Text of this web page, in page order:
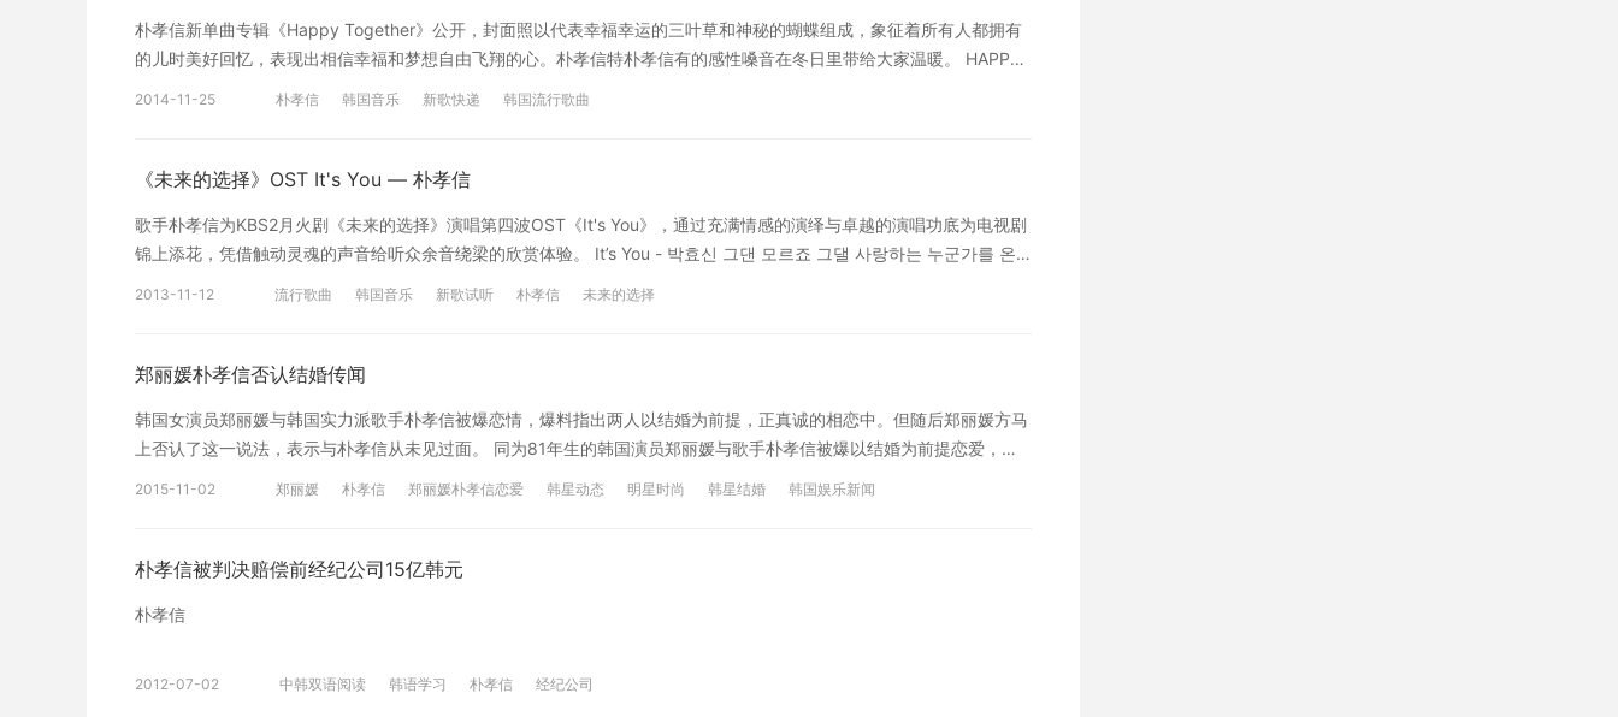
取措施移除相关内容或屏蔽相关链接。
light[/cn] [en]가끔 서운하다 해도 That it’s gonna be alright 내겐 그 무엇도 필요 없어 Baby when you shine your light
알잖아, 운명 같은 우리 사랑 좀 더디게 흘러가도 그 빛을 기억해 기적처럼 이뤄질 거야[/en][cn]纵然偶尔忧伤 That it’s
gonna be alright 对我来说不需要任何东西 Baby when you shine your light 不是明白吗，如同命运一般我们的爱情 纵
When you shine your light[/cn] [en]너의 눈을 보면 알 것 같아 그래, 너라면 기댈 수 있어 난 다시 꿈을 꿔, 깊은 밤
you shine your light[/cn] 声明：本内容为沪江韩语原创翻译，转载请注明出处。音视频均来自互联网链接，仅供学习使
用。本网站自身不存储、控制、修改被链接的内容。"沪江网"高度重视知识产权保护。当如发现本网站发布的信息包含有
侵犯其著作权的链接内容时，请联系我们，我们将依法采取措施移除相关内容或屏蔽相关链接。
朴孝信新单曲专辑《Happy Together》公开，封面照以代表幸福幸运的三叶草和神秘的蝴蝶组成，象征着所有人都拥有
的儿时美好回忆，表现出相信幸福和梦想自由飞翔的心。朴孝信特朴孝信有的感性嗓音在冬日里带给大家温暖。 HAPPY
together 서두르진 마 조금 익숙한 멜로디를 불러봐 루루루 루루루 너를 위한 멜로디 루루루 루루루 누구도 상상 못할
한걸음씩 so happy together 너의 손을 잡고서 너와 발을 맞추며 가자 we are dancing together 서두르진 마 이제 익
숙한 멜로디를 불러봐 루루루 루루루 너를 위한 멜로디 루루루 루루루 하늘아래 누워 잠깐 쉬어가도 돼 눈을 감아도 보
이는 너를 닮은 별 찾아 고맙다는 인사를 건넨다 그게 바로 너야 한걸음 더 so happy together 다시 밝아온 아침 머나
存储、控制、修改被链接的内容。"沪江网"高度重视知识产权保护。当如发现本网站发布的信息包含有侵犯其著作权的链
2014-11-25 朴孝信 韩国音乐 新歌快递 韩国流行歌曲
《未来的选择》OST It's You — 朴孝信
歌手朴孝信为KBS2月火剧《未来的选择》演唱第四波OST《It's You》，通过充满情感的演绎与卓越的演唱功底为电视剧
锦上添花，凭借触动灵魂的声音给听众余音绕梁的欣赏体验。 It’s You - 박효신 그댄 모르죠 그댈 사랑하는 누군가를 온
니다 내가사랑하는 한사람 내겐 마지막 한 사람 내 맘을 가진 한 사람 나는 그대만 알아서 오늘도 사랑을 기다릴 겁니다
하는 바보 같은 사람을 声明：音视频均来自互联网链接，仅供学习使用。本网站自身不存储、控制、修改被链接的内
容。"沪江网"高度重视知识产权保护。当如发现本网站发布的信息包含有侵犯其著作权的链接内容时，请联系我们，我们
将依法采取措施移除相关内容或屏蔽相关链接。
2013-11-12 流行歌曲 韩国音乐 新歌试听 朴孝信 未来的选择
郑丽媛朴孝信否认结婚传闻
韩国女演员郑丽媛与韩国实力派歌手朴孝信被爆恋情，爆料指出两人以结婚为前提，正真诚的相恋中。但随后郑丽媛方马
上否认了这一说法，表示与朴孝信从未见过面。 同为81年生的韩国演员郑丽媛与歌手朴孝信被爆以结婚为前提恋爱，郑
饭，结婚传闻没有任何根据。 郑丽媛通过韩剧《我是金三顺
2015-11-02 郑丽媛 朴孝信 郑丽媛朴孝信恋爱 韩星动态 明星时尚 韩星结婚 韩国娱乐新闻
朴孝信被判决赔偿前经纪公司15亿韩元
朴孝信
2012-07-02 中韩双语阅读 韩语学习 朴孝信 经纪公司